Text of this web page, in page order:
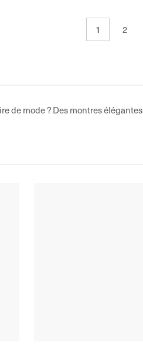
1 2
de mode ? Des montres élégantes